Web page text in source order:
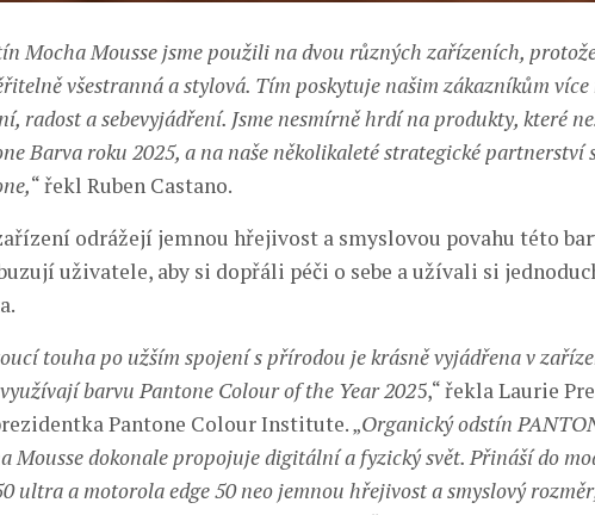
Mocha Mousse jsme použili na dvou různých zařízeních, protože
všestranná a stylová. Tím poskytuje našim zákazníkům více
radost a sebevyjádření. Jsme nesmírně hrdí na produkty, které
Barva roku 2025, a na naše několikaleté strategické partnerství
“ řekl Ruben Castano.
odrážejí jemnou hřejivost a smyslovou povahu této
uživatele, aby si dopřáli péči o sebe a užívali si
touha po užším spojení s přírodou je krásně vyjádřena v
barvu Pantone Colour of the Year 2025,“ řekla Laurie
Pantone Colour Institute. „Organický odstín
Mousse dokonale propojuje digitální a fyzický svět. Přináší do
ultra a motorola edge 50 neo jemnou hřejivost a smyslový rozměr,